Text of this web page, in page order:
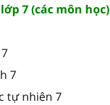
7 (các môn học)
7
tự nhiên 7